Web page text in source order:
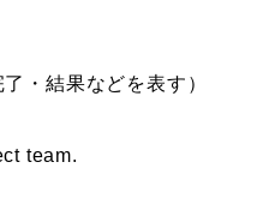
・結果などを表す）
team.